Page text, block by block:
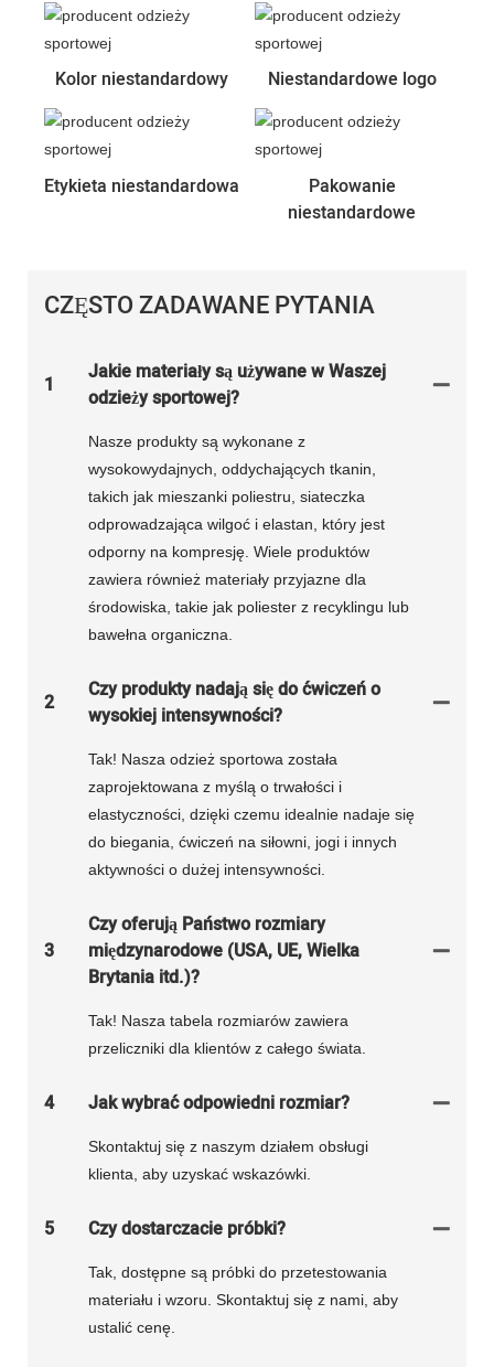
Kolor niestandardowy Niestandardowe logo
Etykieta niestandardowa
Pakowanie
niestandardowe
CZĘSTO ZADAWANE PYTANIA
1
Jakie materiały są używane w Waszej
odzieży sportowej?
Nasze produkty są wykonane z
wysokowydajnych, oddychających tkanin,
takich jak mieszanki poliestru, siateczka
odprowadzająca wilgoć i elastan, który jest
odporny na kompresję. Wiele produktów
zawiera również materiały przyjazne dla
środowiska, takie jak poliester z recyklingu lub
bawełna organiczna.
2
Czy produkty nadają się do ćwiczeń o
wysokiej intensywności?
Tak! Nasza odzież sportowa została
zaprojektowana z myślą o trwałości i
elastyczności, dzięki czemu idealnie nadaje się
do biegania, ćwiczeń na siłowni, jogi i innych
aktywności o dużej intensywności.
3
Czy oferują Państwo rozmiary
międzynarodowe (USA, UE, Wielka
Brytania itd.)?
Tak! Nasza tabela rozmiarów zawiera
przeliczniki dla klientów z całego świata.
4 Jak wybrać odpowiedni rozmiar?
Skontaktuj się z naszym działem obsługi
klienta, aby uzyskać wskazówki.
5 Czy dostarczacie próbki?
Tak, dostępne są próbki do przetestowania
materiału i wzoru. Skontaktuj się z nami, aby
ustalić cenę.